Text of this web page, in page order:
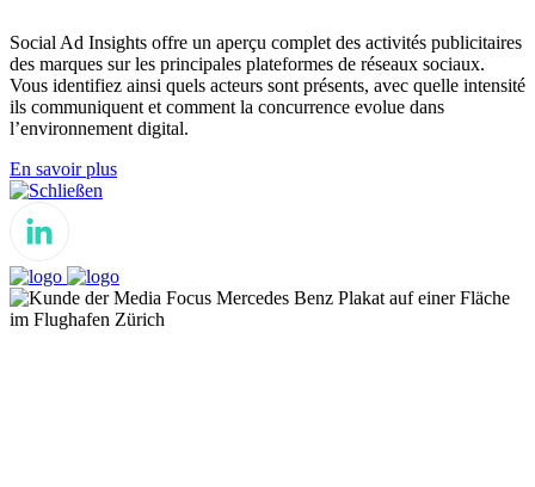
Social Ad Insights offre un aperçu complet des activités publicitaires
des marques sur les principales plateformes de réseaux sociaux.
Vous identifiez ainsi quels acteurs sont présents, avec quelle intensité
ils communiquent et comment la concurrence evolue dans
l’environnement digital.
En savoir plus
Schließen